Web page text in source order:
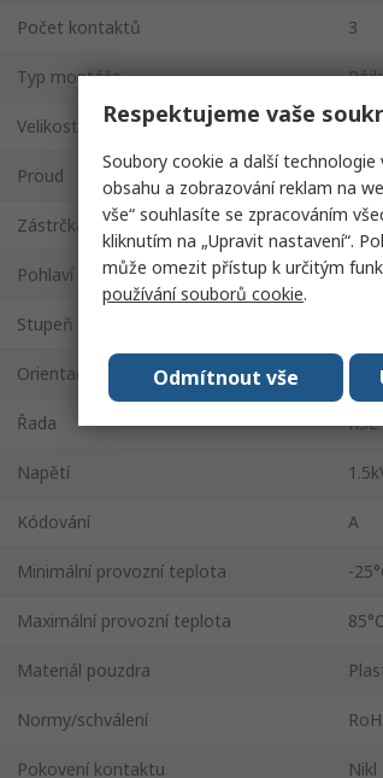
Počet kontaktů 3
Typ montáže
Velikost konektoru M12
Proud 4A
Zástrčka/zásuvka
Pohlaví kontaktu
Stupeň krytí IP
Orientace
Řada RSE
Napětí
Kódování A
Minimální provozní teplota -
Maximální provozní teplota 85°C
Materiál pouzdra
Normy/schválení
Pokovení kontaktu Nikl
Respektujeme vaše
Soubory cookie a další
obsahu a zobrazování reklam na
vše“ souhlasíte se zpracováním
kliknutím na „Upravit nastavení“.
může omezit přístup k určitým
používání souborů cookie.
Odmítnout vše